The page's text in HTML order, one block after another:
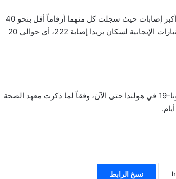
وسجلت مدن أمستردام (582 مصاب) وروتردام (372 مصاب) أكبر إصابات حيث سجلت كل منهما أرقاماً أقل بنحو 40
في المائة من متوسطاتها الخاصة. من ناحية أخرى ، أثبتت الاختبارات الإيجابية لسكان بريدا إصابة 222، أي حوالي 20
وأستخدمت مراكز اللقاح أكثر من 19.2 مليون جرعة لقاح كورونا-19 في هولندا حتى الآن، وفقاً لما ذكرت معهد الصحة
نسخ الرابط